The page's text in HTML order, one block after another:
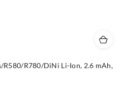
R580/R780/DiNi Li-Ion, 2.6 mAh,